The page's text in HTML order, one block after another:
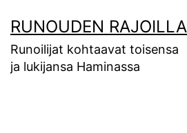
sisältöön
RUNOUDEN RAJOILLA
Runoilijat kohtaavat toisensa
ja lukijansa Haminassa